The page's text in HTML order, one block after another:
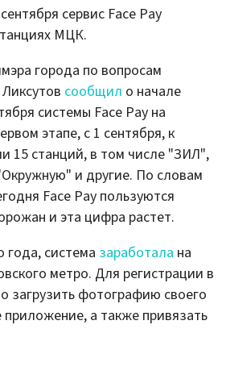
сервис Face Pay
МЦК.
города по вопросам
сообщил о начале
системы Face Pay на
этапе, с 1 сентября, к
15 станций, в том числе "ЗИЛ",
и другие. По словам
Face Pay пользуются
и эта цифра растет.
года, система заработала на
метро. Для регистрации в
загрузить фотографию своего
а также привязать